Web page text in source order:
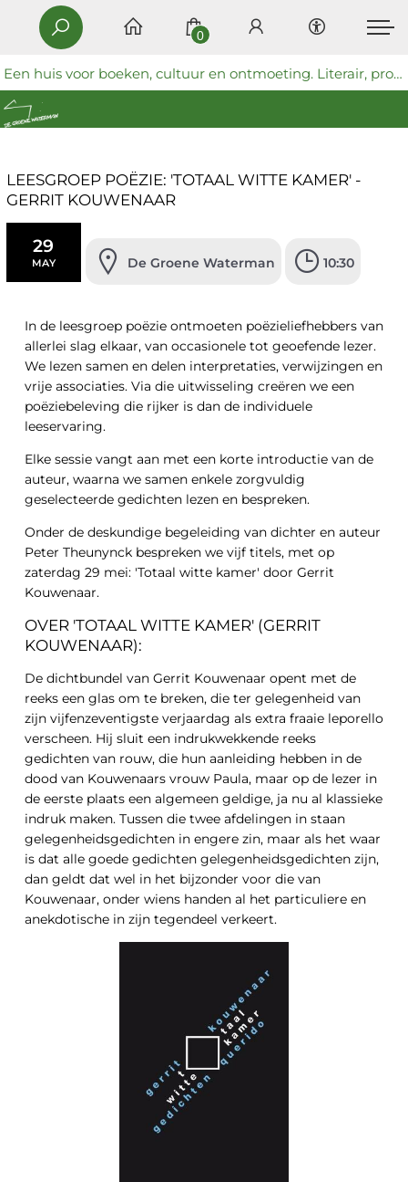
Een huis voor boeken, cultuur en ontmoeting. Literair, progressief en coöperatief.
0
LEESGROEP POËZIE: 'TOTAAL WITTE KAMER' -
GERRIT KOUWENAAR
29
MAY De Groene Waterman 10:30
In de leesgroep poëzie ontmoeten poëzieliefhebbers van
allerlei slag elkaar, van occasionele tot geoefende lezer.
We lezen samen en delen interpretaties, verwijzingen en
vrije associaties. Via die uitwisseling creëren we een
poëziebeleving die rijker is dan de individuele
leeservaring.
Elke sessie vangt aan met een korte introductie van de
auteur, waarna we samen enkele zorgvuldig
geselecteerde gedichten lezen en bespreken.
Onder de deskundige begeleiding van dichter en auteur
Peter Theunynck bespreken we vijf titels, met op
zaterdag 29 mei: 'Totaal witte kamer' door Gerrit
Kouwenaar.
OVER 'TOTAAL WITTE KAMER' (GERRIT
KOUWENAAR):
De dichtbundel van Gerrit Kouwenaar opent met de
reeks een glas om te breken, die ter gelegenheid van
zijn vijfenzeventigste verjaardag als extra fraaie leporello
verscheen. Hij sluit een indrukwekkende reeks
gedichten van rouw, die hun aanleiding hebben in de
dood van Kouwenaars vrouw Paula, maar op de lezer in
de eerste plaats een algemeen geldige, ja nu al klassieke
indruk maken. Tussen die twee afdelingen in staan
gelegenheidsgedichten in engere zin, maar als het waar
is dat alle goede gedichten gelegenheidsgedichten zijn,
dan geldt dat wel in het bijzonder voor die van
Kouwenaar, onder wiens handen al het particuliere en
anekdotische in zijn tegendeel verkeert.